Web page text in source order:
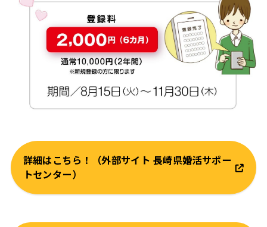
詳細はこちら！（外部サイト 長崎県婚活サポー
トセンター）